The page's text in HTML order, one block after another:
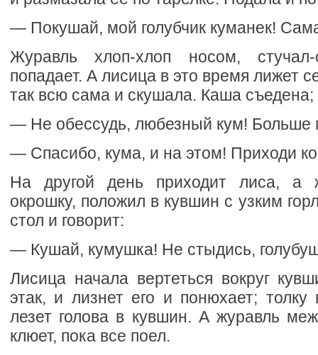
— Покушай, мой голубчик куманек!
Журавль хлоп-хлоп носом,
попадает. А лисица в это время лижет
так всю сама и скушала. Каша съедена;
— Не обессудь, любезный кум! Больше
— Спасибо, кума, и на этом! Приходи ко
На другой день приходит лиса, а
окрошку, положил в кувшин с узким
стол и говорит:
— Кушай, кумушка! Не стыдись,
Лисица начала вертеться вокруг
этак, и лизнет его и понюхает;
лезет голова в кувшин. А журавль
клюет, пока все поел.